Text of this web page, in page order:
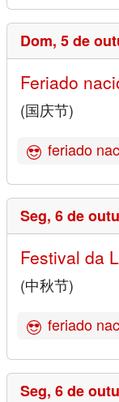
Dom, 5 de
Feriado
(国庆节)
feriado
Seg, 6 de
Festival da
(中秋节)
feriado
Seg, 6 de